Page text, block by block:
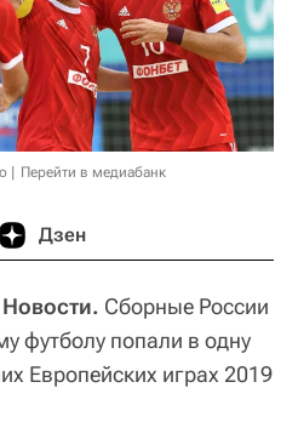
Перейти в медиабанк
Дзен
Сборные России
футболу попали в одну
Европейских играх 2019